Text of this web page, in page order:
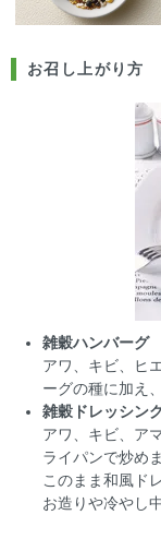
お召し上がり方
雑穀ハンバーグ
アワ、キビ、ヒ
ーグの種に加え
雑穀ドレッシン
アワ、キビ、ア
ライパンで炒め
このまま和風ド
お造りや冷やし